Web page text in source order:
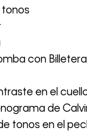
tonos
con
en el
de
tonos en el